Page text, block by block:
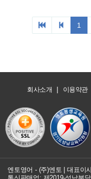
1
회사소개 | 이용약관
엔토영어 - (주)엔토 | 대표이